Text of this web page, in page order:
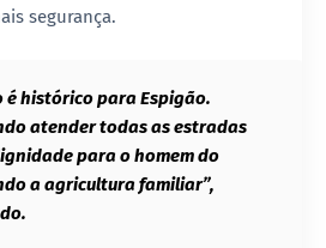
segurança.
é histórico para Espigão.
atender todas as estradas
para o homem do
a agricultura familiar”,